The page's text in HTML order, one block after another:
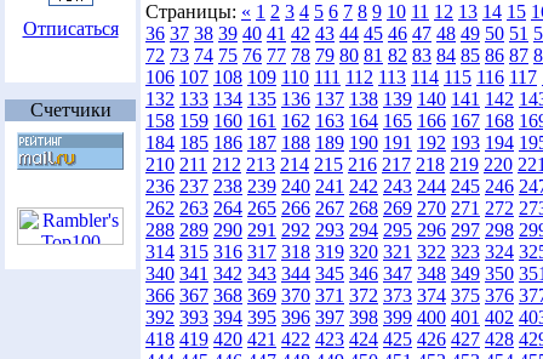
Отписаться
Счетчики
Страницы: « 1 2 3 4 5 6 7 8 9 10 11 12 13 14 15
36 37 38 39 40 41 42 43 44 45 46 47 48 49 50 51
72 73 74 75 76 77 78 79 80 81 82 83 84 85 86 87
106 107 108 109 110 111 112 113 114 115 116 117
132 133 134 135 136 137 138 139 140 141 142
158 159 160 161 162 163 164 165 166 167 168
184 185 186 187 188 189 190 191 192 193 194
210 211 212 213 214 215 216 217 218 219 220
236 237 238 239 240 241 242 243 244 245 246
262 263 264 265 266 267 268 269 270 271 272
288 289 290 291 292 293 294 295 296 297 298
314 315 316 317 318 319 320 321 322 323 324
340 341 342 343 344 345 346 347 348 349 350
366 367 368 369 370 371 372 373 374 375 376
392 393 394 395 396 397 398 399 400 401 402
418 419 420 421 422 423 424 425 426 427 428